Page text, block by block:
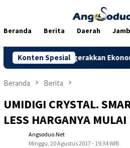
Beranda Berita Daerah
Konten SpesialEkonomi Pelaku UMKM
Beranda Berita
UMIDIGI CRYSTAL.
LESS HARGANYA
Angsoduo.net
Minggu, 20 Agustus 2017 - 19:34 WIB